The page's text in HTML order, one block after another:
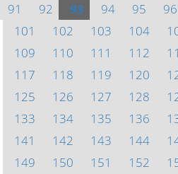
91
92 93 94 95 96
101
102 103 104
109
110 111 112
117
118 119 120
125
126 127 128
133
134 135 136
141
142 143 144
149
150 151 152